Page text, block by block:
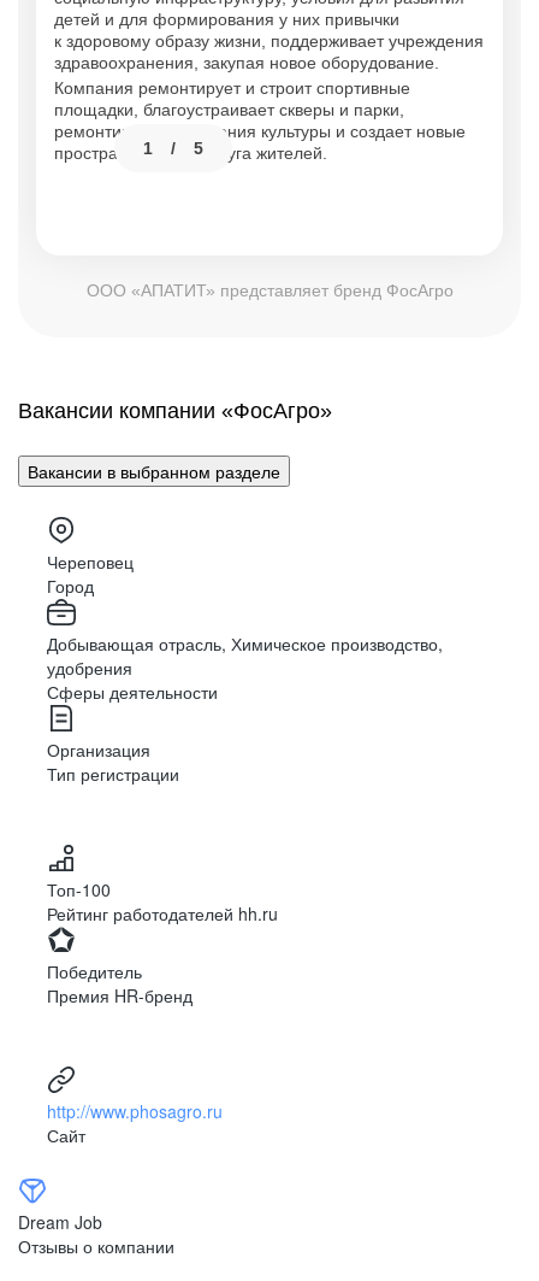
детей и для формирования у них привычки
к здоровому образу жизни, поддерживает учреждения
здравоохранения, закупая новое оборудование.
Компания ремонтирует и строит спортивные
площадки, благоустраивает скверы и парки,
ремонтирует учреждения культуры и создает новые
пространства для досуга жителей.
1 / 5
ООО «АПАТИТ» представляет бренд ФосАгро
Вакансии компании «ФосАгро»
Вакансии в выбранном разделе
Череповец
Город
Добывающая отрасль, Химическое производство,
удобрения
Сферы деятельности
Организация
Тип регистрации
Топ-100
Рейтинг работодателей hh.ru
Победитель
Премия HR-бренд
http://www.phosagro.ru
Сайт
Dream Job
Отзывы о компании